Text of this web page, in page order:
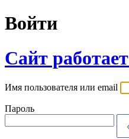
Войти
Сайт
Имя пользователя или email
Пароль